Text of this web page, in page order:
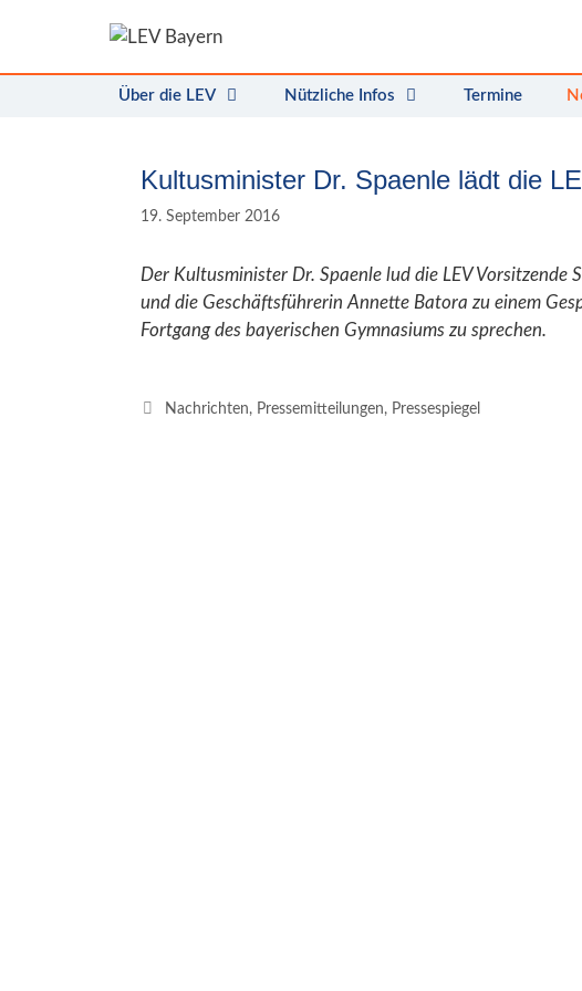
Über die LEV Nützliche Infos Termine
Kultusminister Dr. Spaenle lädt die
19. September 2016
Der Kultusminister Dr. Spaenle lud die LEV Vorsitzende
und die Geschäftsführerin Annette Batora zu einem
Fortgang des bayerischen Gymnasiums zu sprechen.
Kategorien
Nachrichten, Pressemitteilungen, Pressespiegel